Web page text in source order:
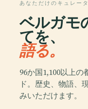
あなただけのキュレー
ベルガモ
てを、
語る。
96か国1,100以上
ド。歴史、物語、
みいただけます。